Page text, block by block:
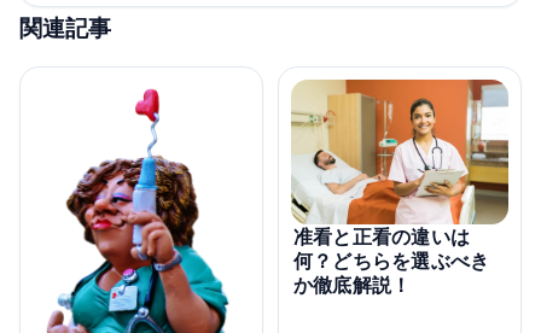
関連記事
准看と正看の違いは
何？どちらを選ぶべき
か徹底解説！